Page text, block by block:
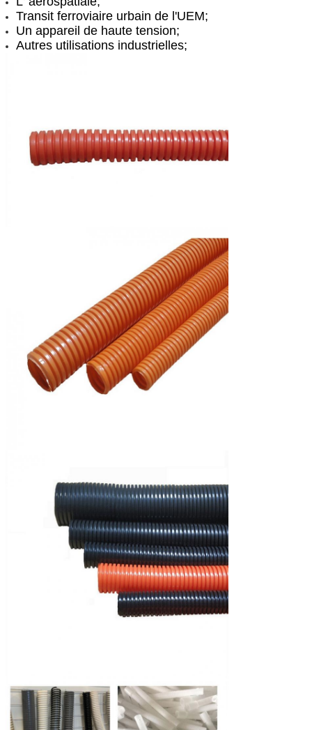
Transit ferroviaire urbain de l'UEM;
Un appareil de haute tension;
Autres utilisations industrielles;